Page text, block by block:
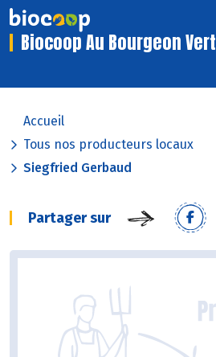
Biocoop Au Bourgeon Vert
Accueil
Tous nos producteurs locaux
Siegfried Gerbaud
Partager sur